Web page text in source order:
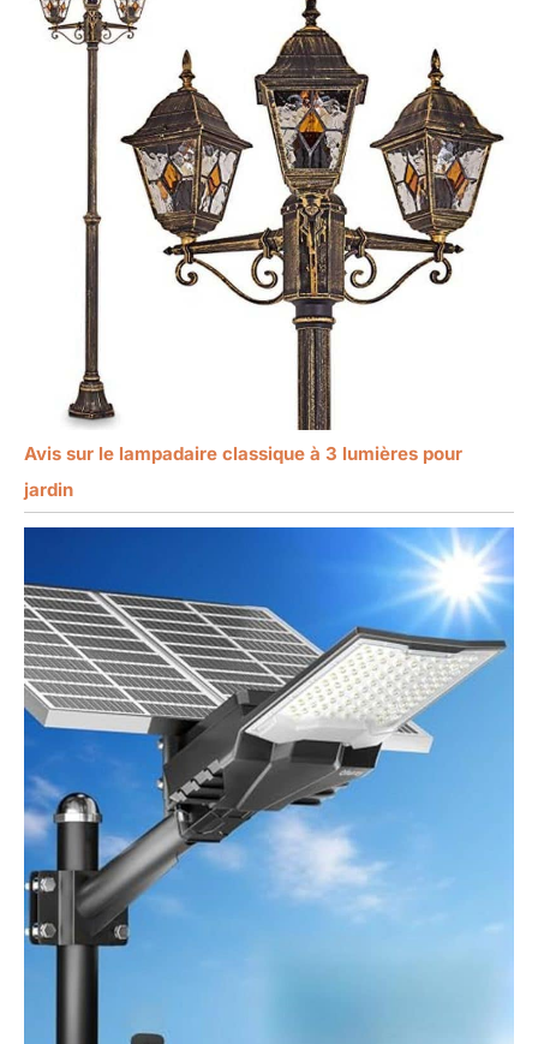
Avis sur le lampadaire classique à 3 lumières pour
jardin